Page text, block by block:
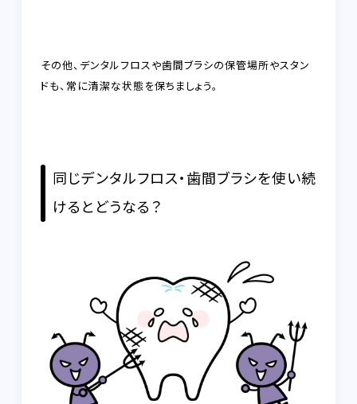
その他、デンタルフロスや歯間ブラシの保管場所やスタン
ドも、常に清潔な状態を保ちましょう。
同じデンタルフロス・歯間ブラシを使い続
けるとどうなる？